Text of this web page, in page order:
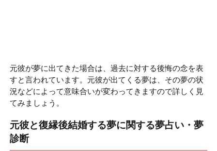
元彼が夢に出てきた場合は、過去に対する後悔の念を表
すと言われています。元彼が出てくる夢は、その夢の状
況などによって意味合いが変わってきますので詳しく見
てみましょう。
元彼と復縁後結婚する夢に関する夢占い・夢
診断